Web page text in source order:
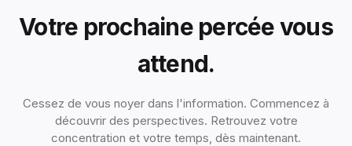
Votre prochaine percée vous
attend.
Cessez de vous noyer dans l'information. Commencez à
découvrir des perspectives. Retrouvez votre
concentration et votre temps, dès maintenant.